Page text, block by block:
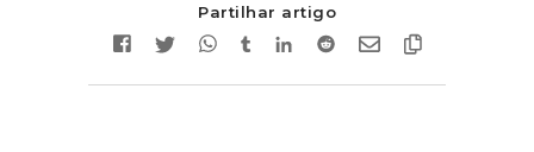
Partilhar artigo